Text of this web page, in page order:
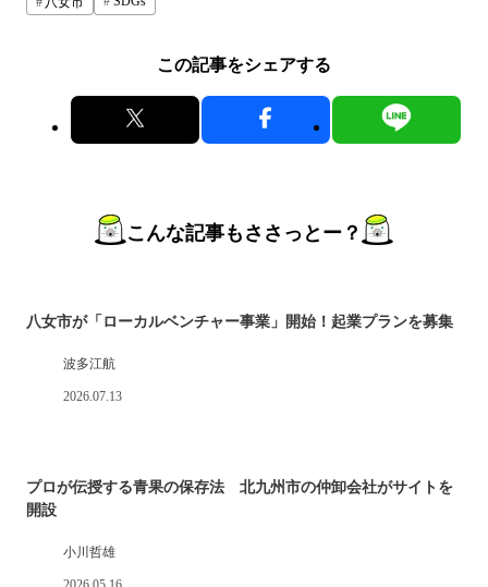
この記事をシェアする
こんな記事もささっとー？
八女市が「ローカルベンチャー事業」開始！起業プランを募集
波多江航
2026.07.13
プロが伝授する青果の保存法 北九州市の仲卸会社がサイトを
開設
小川哲雄